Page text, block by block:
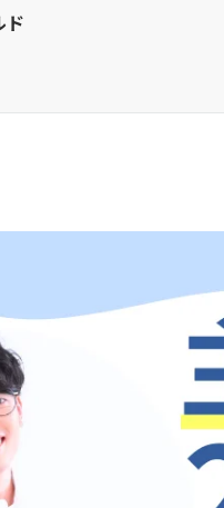
ド